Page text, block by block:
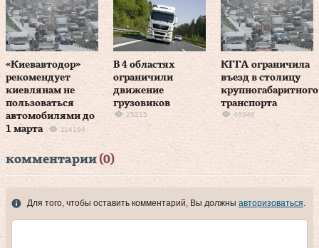
«Киевавтодор»
рекомендует
киевлянам не
пользоваться
автомобилями до
1 марта
114194
В 4 областях
ограничили
движение
грузовиков
25215
КГГА ограничила
въезд в столицу
крупногабаритного
транспорта
46946
комментарии (0)
Для того, чтобы оставить комментарий, Вы должны авторизоваться.